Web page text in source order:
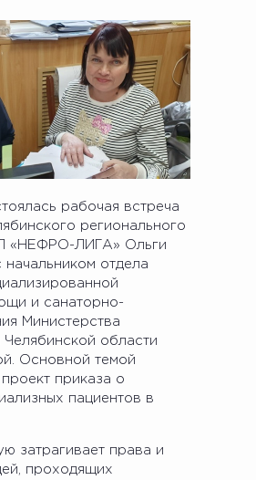
рабочая встреча
регионального
«НЕФРО-ЛИГА» Ольги
отдела
и санаторно-
Министерства
области
Основной темой
приказа о
пациентов в
затрагивает права и
проходящих